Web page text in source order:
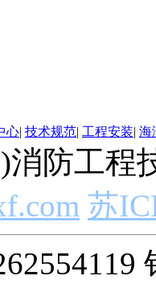
心| 技术规范| 工程安装| 海
防工程
苏